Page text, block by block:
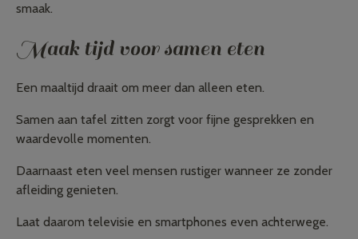
smaak.
Maak tijd voor samen eten
Een maaltijd draait om meer dan alleen eten.
Samen aan tafel zitten zorgt voor fijne gesprekken en
waardevolle momenten.
Daarnaast eten veel mensen rustiger wanneer ze zonder
afleiding genieten.
Laat daarom televisie en smartphones even achterwege.